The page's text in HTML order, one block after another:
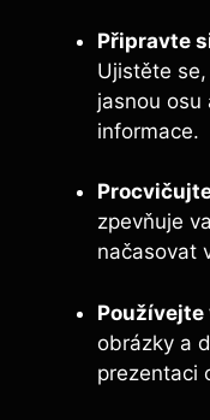
Připravte
Ujistěte
jasnou osu
informace.
zpevňuje
načasovat
obrázky a
prezentaci